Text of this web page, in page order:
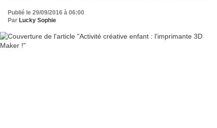
Publié le 29/09/2016 à 06:00
Par Lucky Sophie